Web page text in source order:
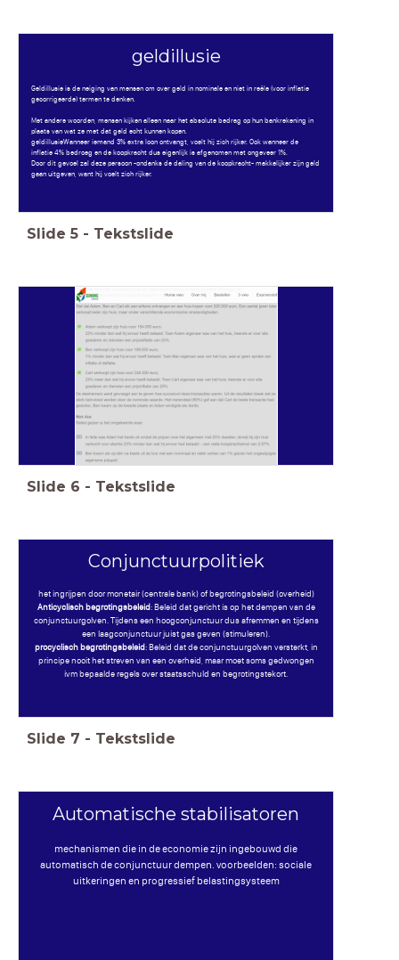
geldillusie
Geldillusie is de neiging van mensen om over geld in nominale en niet in reële (voor inflatie
gecorrigeerde) termen te denken.
Met andere woorden, mensen kijken alleen naar het absolute bedrag op hun bankrekening in
plaats van wat ze met dat geld echt kunnen kopen.
geldillusieWanneer iemand 3% extra loon ontvangt, voelt hij zich rijker. Ook wanneer de
inflatie 4% bedroeg en de koopkracht dus eigenlijk is afgenomen met ongeveer 1%.
Door dit gevoel zal deze persoon -ondanks de daling van de koopkracht- makkelijker zijn geld
gaan uitgeven, want hij voelt zich rijker.
Slide 5 - Tekstslide
Slide 6 - Tekstslide
Conjunctuurpolitiek
het ingrijpen door monetair (centrale bank) of begrotingsbeleid (overheid)
Anticyclisch begrotingsbeleid: Beleid dat gericht is op het dempen van de
conjunctuurgolven. Tijdens een hoogconjunctuur dus afremmen en tijdens
een laagconjunctuur juist gas geven (stimuleren).
procyclisch begrotingsbeleid: Beleid dat de conjunctuurgolven versterkt, in
principe nooit het streven van een overheid, maar moet soms gedwongen
ivm bepaalde regels over staatsschuld en begrotingstekort.
Slide 7 - Tekstslide
Automatische stabilisatoren
mechanismen die in de economie zijn ingebouwd die
automatisch de conjunctuur dempen. voorbeelden: sociale
uitkeringen en progressief belastingsysteem